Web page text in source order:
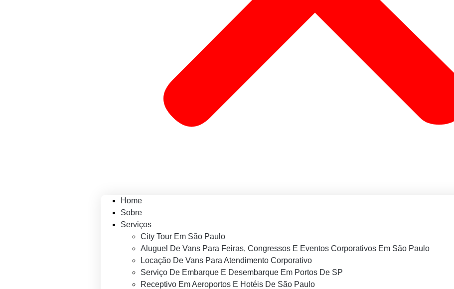
Home
Sobre
Serviços
City Tour Em São Paulo
Aluguel De Vans Para Feiras, Congressos E Eventos Corporativos Em São Paulo
Locação De Vans Para Atendimento Corporativo
Serviço De Embarque E Desembarque Em Portos De SP
Receptivo Em Aeroportos E Hotéis De São Paulo